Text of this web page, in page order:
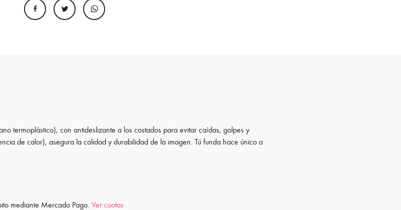
termoplástico), con antideslizante a los costados para evitar caídas, golpes y
de calor), asegura la calidad y durabilidad de la imagen. Tú funda hace único a
mediante Mercado Pago.Ver cuotas